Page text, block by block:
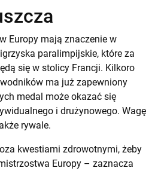
Europy mają znaczenie w
paralimpijskie, które za
się w stolicy Francji. Kilkoro
ma już zapewniony
medal może okazać się
i drużynowego. Wagę
rywale.
kwestiami zdrowotnymi, żeby
Europy – zaznacza